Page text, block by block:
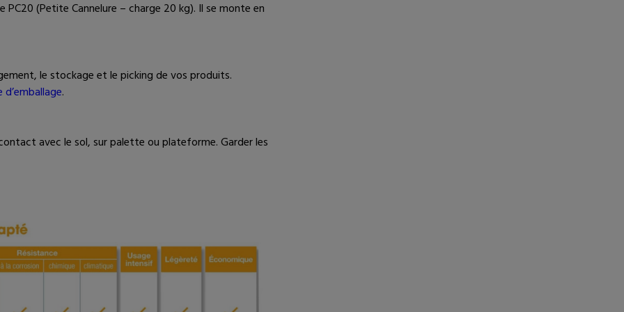
(Petite Cannelure – charge 20 kg). Il se monte en
le stockage et le picking de vos produits.
.
avec le sol, sur palette ou plateforme. Garder les